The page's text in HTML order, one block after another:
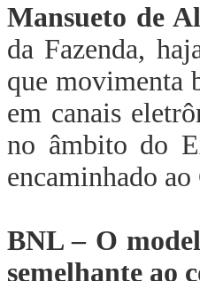
Mansueto de
da Fazenda,
que movimenta
em canais
no âmbito do
encaminhado
BNL – O
semelhante ao